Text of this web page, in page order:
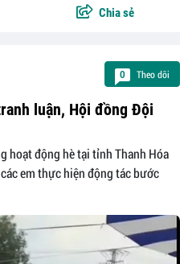
Chia sẻ
0 Theo dõi
luận, Hội đồng Đội
hoạt động hè tại tỉnh Thanh Hóa
em thực hiện động tác bước